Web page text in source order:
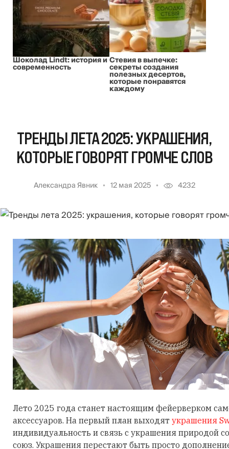
Шоколад Lindt: история и
современность
Стевия в выпечке:
секреты создания
полезных десертов,
которые понравятся
каждому
ТРЕНДЫ ЛЕТА 2025: УКРАШЕНИЯ,
КОТОРЫЕ ГОВОРЯТ ГРОМЧЕ СЛОВ
Александра Явник 12 мая 2025 4232
Лето 2025 года станет настоящим фейерверком
аксессуаров. На первый план выходят украшения
индивидуальность и связь с украшения природой
союз. Украшения перестают быть просто